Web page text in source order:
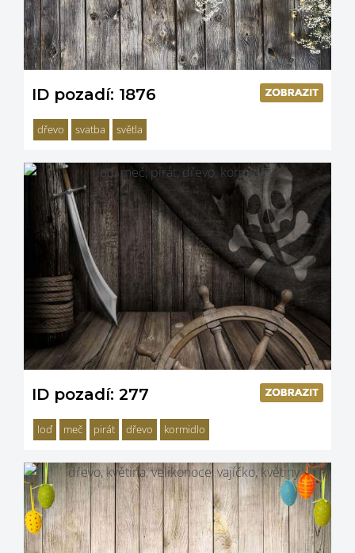
ID pozadí: 1876
dřevo svatba světla
ID pozadí: 277
loď meč pirát dřevo kormidlo